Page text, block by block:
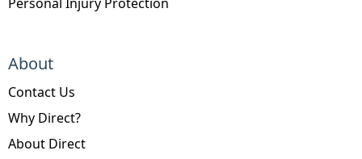
About
Contact Us
Why Direct?
About Direct